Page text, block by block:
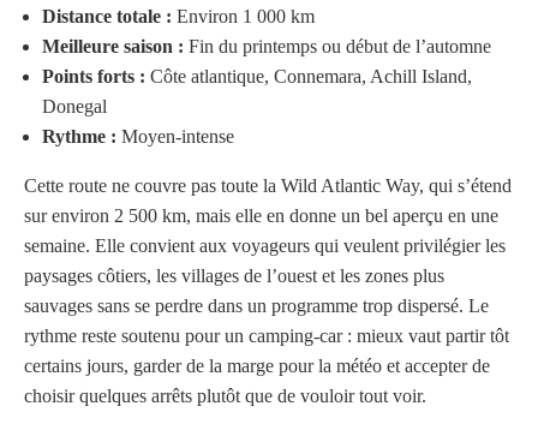
Distance totale : Environ 1 000 km
Meilleure saison : Fin du printemps ou début de l’automne
Points forts : Côte atlantique, Connemara, Achill Island,
Donegal
Rythme : Moyen-intense
Cette route ne couvre pas toute la Wild Atlantic Way, qui s’étend
sur environ 2 500 km, mais elle en donne un bel aperçu en une
semaine. Elle convient aux voyageurs qui veulent privilégier les
paysages côtiers, les villages de l’ouest et les zones plus
sauvages sans se perdre dans un programme trop dispersé. Le
rythme reste soutenu pour un camping-car : mieux vaut partir tôt
certains jours, garder de la marge pour la météo et accepter de
choisir quelques arrêts plutôt que de vouloir tout voir.